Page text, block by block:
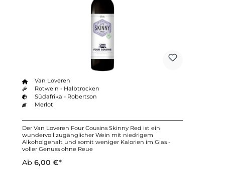
Van Loveren
Rotwein - Halbtrocken
Südafrika - Robertson
Merlot
Der Van Loveren Four Cousins Skinny Red ist ein
wundervoll zugänglicher Wein mit niedrigem
Alkoholgehalt und somit weniger Kalorien im Glas -
voller Genuss ohne Reue
Ab 6,00 €*